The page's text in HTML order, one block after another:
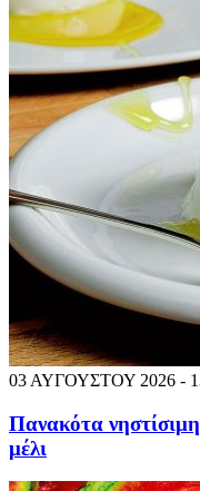
03 ΑΥΓΟΥΣΤΟΥ 2026 -
Πανακότα
μέλι